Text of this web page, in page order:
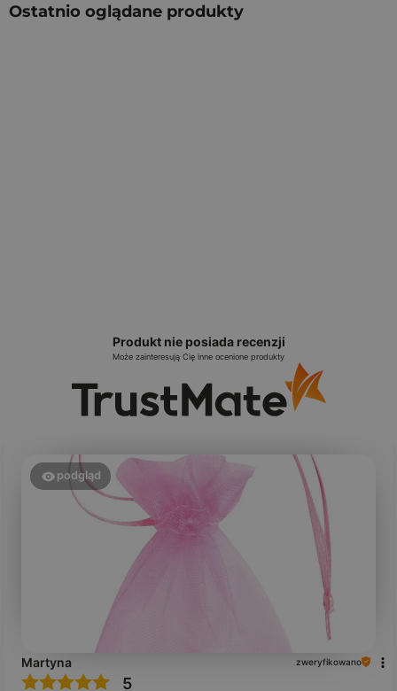
Ostatnio oglądane produkty
Produkt nie posiada recenzji
Może zainteresują Cię inne ocenione produkty
podgląd
Martyna zweryfikowano
5